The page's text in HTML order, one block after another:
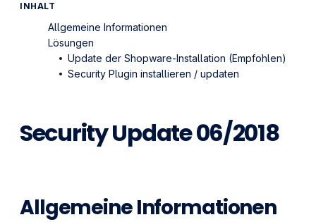
Security Update 06/2018
Allgemeine Informationen
INHALT
Allgemeine Informationen
Lösungen
Update der Shopware-Installation (Empfohlen)
Security Plugin installieren / updaten